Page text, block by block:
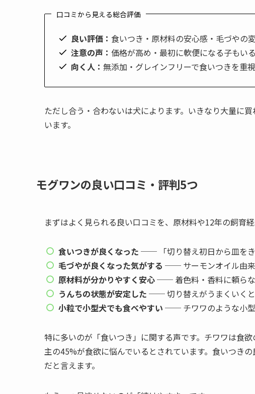
口コミから見える総合評価
良い評価： 食いつき・原材料の安心感・毛づやの
注意の声： 価格が高め・最初に軟便になる子もいる
向く人： 無添加・グレインフリーで食いつきを重
ただし合う・合わないは犬によります。いきなり大量に買
います。
モグワンの良い口コミ・評判5つ
まずはよく見られる良い口コミを、原材料や12年の飼育
食いつきが良くなった ── 「切り替え初日から皿をき
毛づやが良くなった気がする ── サーモンオイル由来
原材料が分かりやすく安心── 着色料・香料に頼らな
うんちの状態が安定した ── 切り替えがうまくいくと
小粒で小型犬でも食べやすい ── チワワのような小型
特に多いのが「食いつき」に関する声です。チワワは食欲
主の45%が食欲に悩んでいるとされています。食いつき
だと言えます。